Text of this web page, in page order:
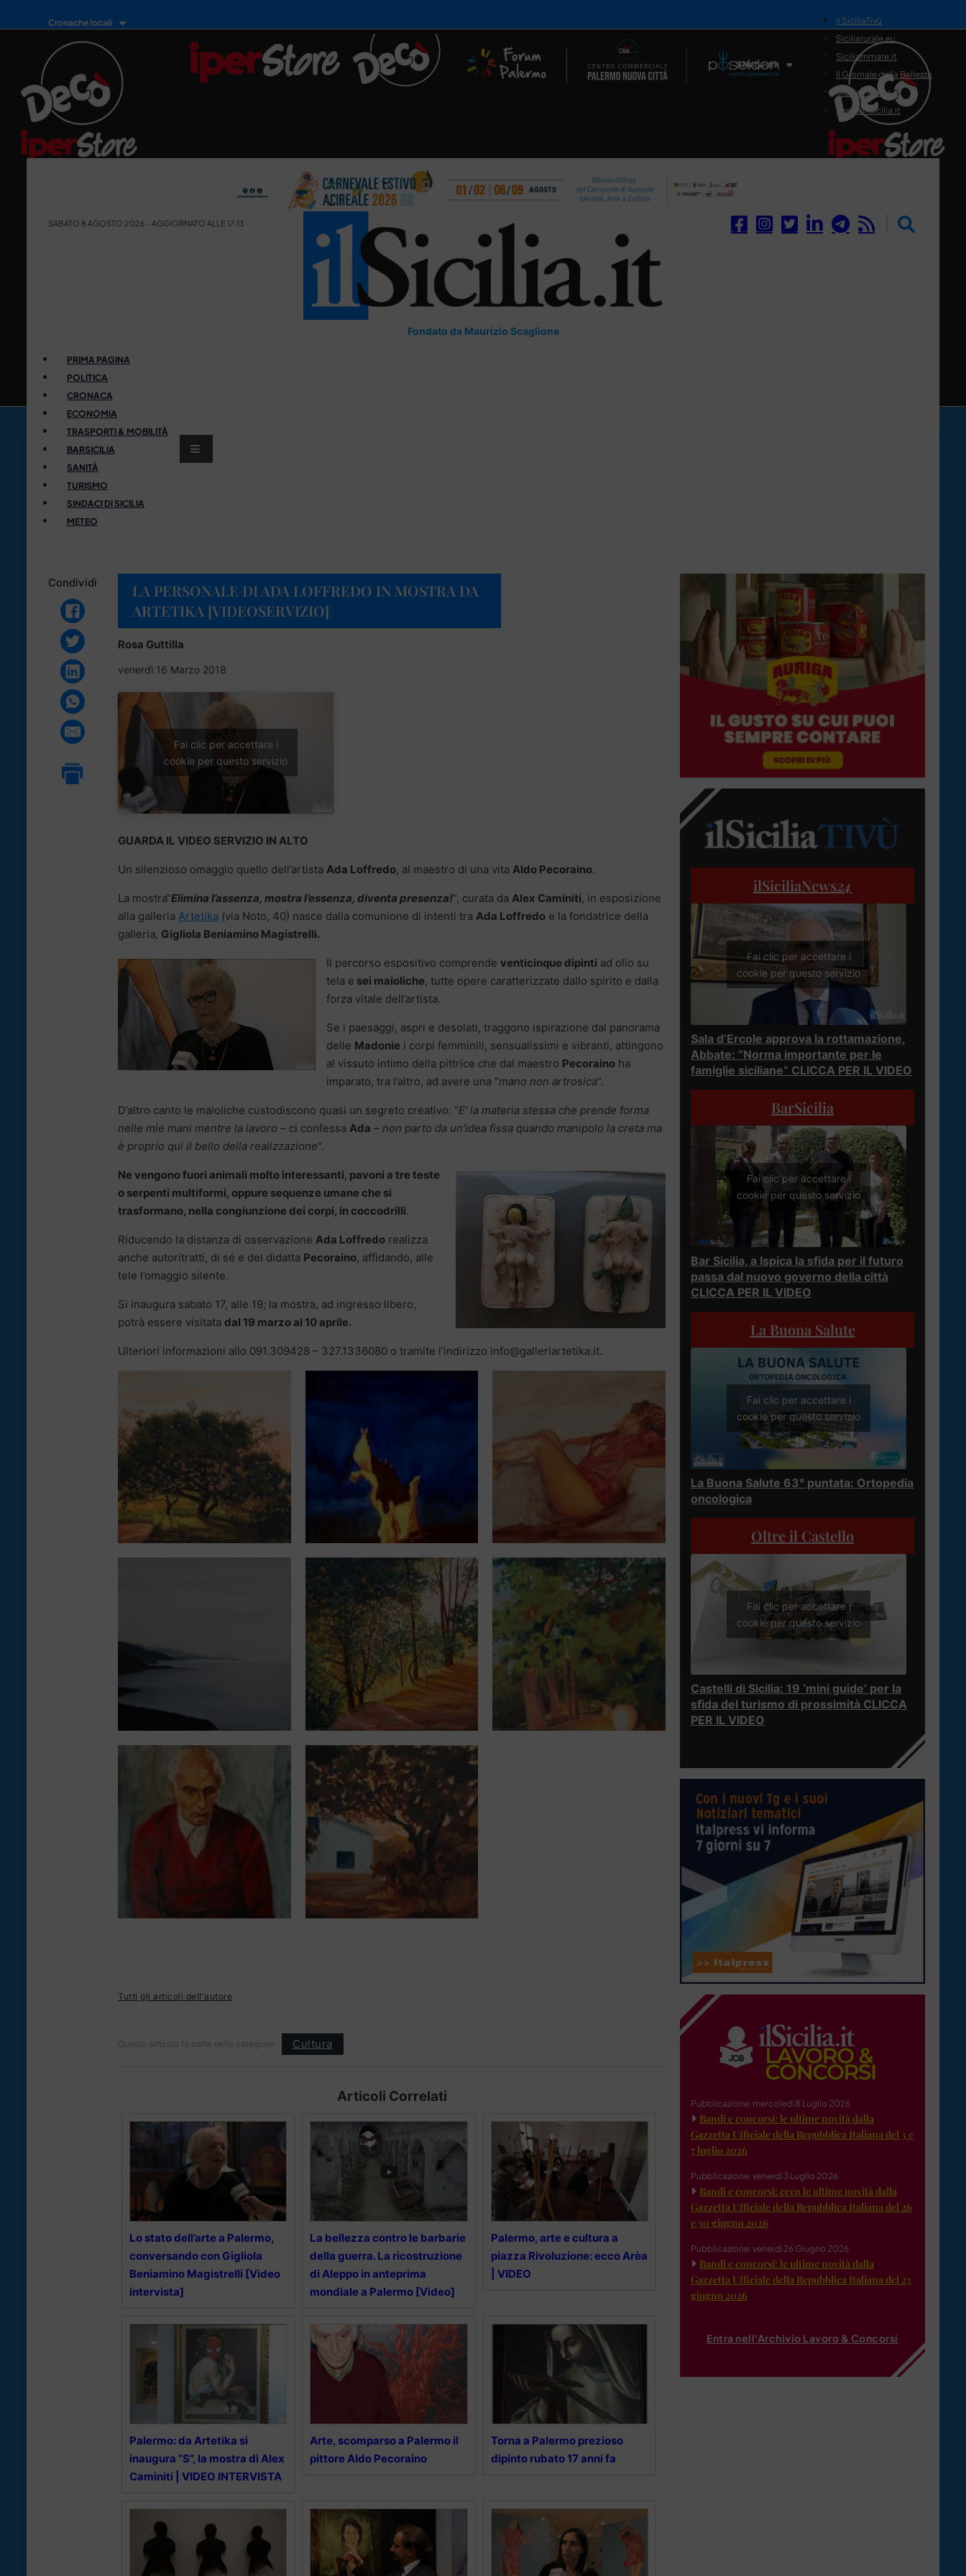
Cronache locali
Il Network
il SiciliaTivù
Siciliarurale.eu
Siciliammare.it
Il Giornale della Bellezza
Siciliamedica.it
Sanitainsicilia.it
SABATO 8 AGOSTO 2026 - AGGIORNATO ALLE 17:13
Fondato da Maurizio Scaglione
PRIMA PAGINA
POLITICA
CRONACA
ECONOMIA
TRASPORTI & MOBILITÀ
BARSICILIA
SANITÀ
TURISMO
SINDACI DI SICILIA
METEO
Condividi
LA PERSONALE DI ADA LOFFREDO IN MOSTRA DA
ARTETIKA [VIDEOSERVIZIO]
Rosa Guttilla
venerdì 16 Marzo 2018
Fai clic per accettare i
cookie per questo servizio
GUARDA IL VIDEO SERVIZIO IN ALTO
Un silenzioso omaggio quello dell’artista Ada Loffredo, al maestro di una vita Aldo Pecoraino.
La mostra“Elimina l’assenza, mostra l’essenza, diventa presenza!”, curata da Alex Caminiti, in esposizione
alla galleria Artetika (via Noto, 40) nasce dalla comunione di intenti tra Ada Loffredo e la fondatrice della
galleria, Gigliola Beniamino Magistrelli.
Il percorso espositivo comprende venticinque dipinti ad olio su
tela e sei maioliche, tutte opere caratterizzate dallo spirito e dalla
forza vitale dell’artista.
Se i paesaggi, aspri e desolati, traggono ispirazione dal panorama
delle Madonie i corpi femminili, sensualissimi e vibranti, attingono
al vissuto intimo della pittrice che dal maestro Pecoraino ha
imparato, tra l’altro, ad avere una “mano non artrosica“.
D’altro canto le maioliche custodiscono quasi un segreto creativo: “E’ la materia stessa che prende forma
nelle mie mani mentre la lavoro – ci confessa Ada – non parto da un’idea fissa quando manipolo la creta ma
è proprio qui il bello della realizzazione“.
Ne vengono fuori animali molto interessanti, pavoni a tre teste
o serpenti multiformi, oppure sequenze umane che si
trasformano, nella congiunzione dei corpi, in coccodrilli.
Riducendo la distanza di osservazione Ada Loffredo realizza
anche autoritratti, di sé e del didatta Pecoraino, affidando, alle
tele l’omaggio silente.
Si inaugura sabato 17, alle 19; la mostra, ad ingresso libero,
potrà essere visitata dal 19 marzo al 10 aprile.
Ulteriori informazioni allo 091.309428 – 327.1336080 o tramite l’indirizzo info@galleriartetika.it.
Tutti gli articoli dell'autore
Questo articolo fa parte delle categorie: Cultura
Articoli Correlati
Lo stato dell’arte a Palermo,
conversando con Gigliola
Beniamino Magistrelli [Video
intervista]
La bellezza contro le barbarie
della guerra. La ricostruzione
di Aleppo in anteprima
mondiale a Palermo [Video]
Palermo, arte e cultura a
piazza Rivoluzione: ecco Arèa
| VIDEO
Palermo: da Artetika si
inaugura “S”, la mostra di Alex
Caminiti | VIDEO INTERVISTA
Arte, scomparso a Palermo il
pittore Aldo Pecoraino
Torna a Palermo prezioso
dipinto rubato 17 anni fa
ilSiciliaNews24
Fai clic per accettare i
cookie per questo servizio
Sala d’Ercole approva la rottamazione,
Abbate: “Norma importante per le
famiglie siciliane” CLICCA PER IL VIDEO
BarSicilia
Fai clic per accettare i
cookie per questo servizio
Bar Sicilia, a Ispica la sfida per il futuro
passa dal nuovo governo della città
CLICCA PER IL VIDEO
La Buona Salute
Fai clic per accettare i
cookie per questo servizio
La Buona Salute 63° puntata: Ortopedia
oncologica
Oltre il Castello
Fai clic per accettare i
cookie per questo servizio
Castelli di Sicilia: 19 ‘mini guide’ per la
sfida del turismo di prossimità CLICCA
PER IL VIDEO
Pubblicazione: mercoledì 8 Luglio 2026
Bandi e concorsi: le ultime novità dalla
Gazzetta Ufficiale della Repubblica Italiana del 3 e
7 luglio 2026
Pubblicazione: venerdì 3 Luglio 2026
Bandi e concorsi: ecco le ultime novità dalla
Gazzetta Ufficiale della Repubblica Italiana del 26
e 30 giugno 2026
Pubblicazione: venerdì 26 Giugno 2026
Bandi e concorsi: le ultime novità dalla
Gazzetta Ufficiale della Repubblica Italiana del 23
giugno 2026
Entra nell'Archivio Lavoro & Concorsi